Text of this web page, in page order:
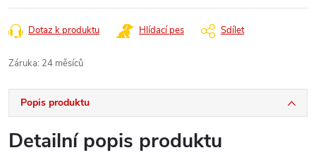
Dotaz k produktu Hlídací pes Sdílet
Záruka: 24 měsíců
Popis produktu
Detailní popis produktu